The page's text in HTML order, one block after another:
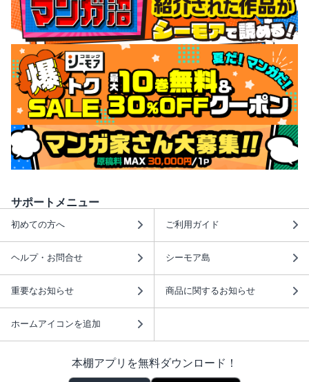
サポートメニュー
初めての方へ ご利用ガイド
ヘルプ・お問合せ シーモア島
重要なお知らせ 商品に関するお知らせ
ホームアイコンを追加
本棚アプリを無料ダウンロード！